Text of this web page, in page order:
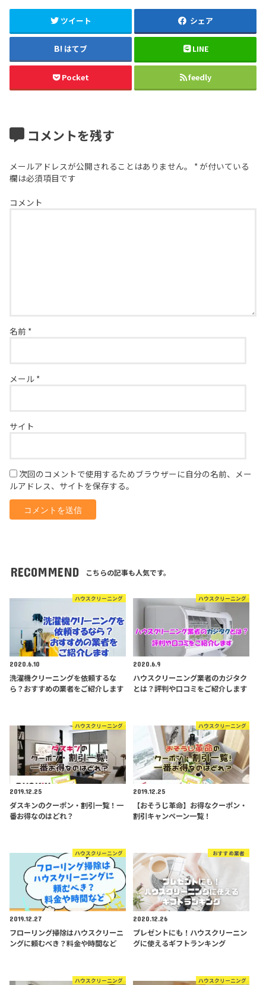
ツイート シェア
はてブ LINE
Pocket feedly
コメントを残す
メールアドレスが公開されることはありません。 * が付いている
欄は必須項目です
コメント
名前 *
メール *
サイト
次回のコメントで使用するためブラウザーに自分の名前、メー
ルアドレス、サイトを保存する。
RECOMMEND こちらの記事も人気です。
ハウスクリーニング
2020.6.10
洗濯機クリーニングを依頼するな
ら？おすすめの業者をご紹介します
ハウスクリーニング
2020.6.9
ハウスクリーニング業者のカジタク
とは？評判や口コミをご紹介します
ハウスクリーニング
2019.12.25
ダスキンのクーポン・割引一覧！一
番お得なのはどれ？
ハウスクリーニング
2019.12.25
【おそうじ革命】お得なクーポン・
割引キャンペーン一覧！
ハウスクリーニング
2019.12.27
フローリング掃除はハウスクリーニ
ングに頼むべき？料金や時間など
おすすめ業者
2020.12.26
プレゼントにも！ハウスクリーニン
グに使えるギフトランキング
ハウスクリーニング ハウスクリーニング